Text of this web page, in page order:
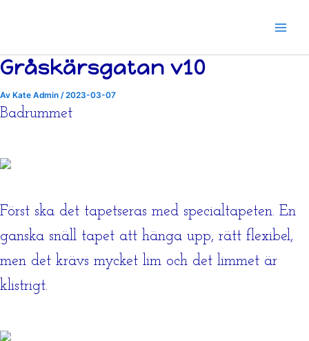
Gråskärsgatan v10
Av Kate Admin /2023-03-07
Badrummet
Först ska det tapetseras med specialtapeten. En
ganska snäll tapet att hänga upp, rätt flexibel,
men det krävs mycket lim och det limmet är
klistrigt.